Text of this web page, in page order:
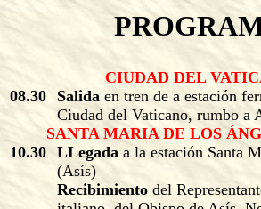
CIUDAD DEL
08.30
Salida en tren de a estación
Ciudad del Vaticano, rumbo a
SANTA MARIA DE LOS
10.30 LLegada a la estación Santa
(Asís)
Recibimiento del